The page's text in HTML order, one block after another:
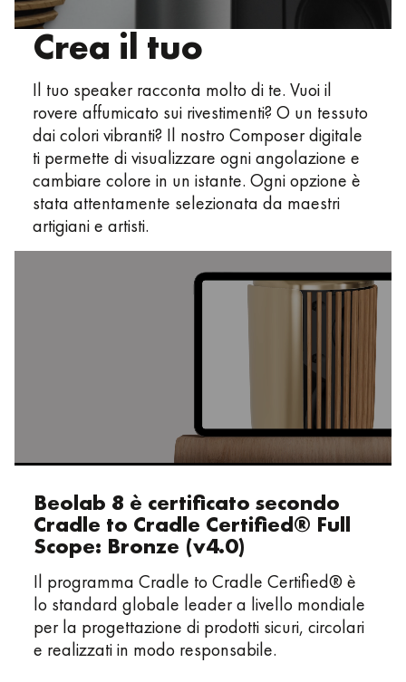
Crea il tuo
Il tuo speaker racconta molto di te. Vuoi il
rovere affumicato sui rivestimenti? O un tessuto
dai colori vibranti? Il nostro Composer digitale
ti permette di visualizzare ogni angolazione e
cambiare colore in un istante. Ogni opzione è
stata attentamente selezionata da maestri
artigiani e artisti.
Beolab 8 è certificato secondo
Cradle to Cradle Certified® Full
Scope: Bronze (v4.0)
Il programma Cradle to Cradle Certified® è
lo standard globale leader a livello mondiale
per la progettazione di prodotti sicuri, circolari
e realizzati in modo responsabile.